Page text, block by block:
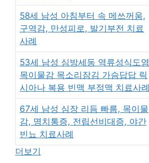
58세 남성 아침부터 속 메쓰꺼움,
구역감, 만성피로, 발기부전 치료
사례
53세 남성 심방세동 역류성식도염
목이물감 목소리잠김 가슴답답 릭
시아나 복용 빈맥 부정맥 치료사례
67세 남성 심장 리듬 빠름, 목이물
감, 명치통증, 전립선비대증, 야간
빈뇨 치료사례
더보기